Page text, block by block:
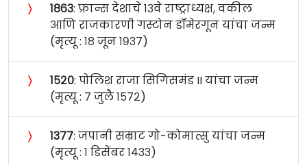
〉 १८६३: फ्रान्स देशाचे १३वे राष्ट्राध्यक्ष, वकील
आणि राजकारणी गस्टोन डॉमेरगून यांचा जन्म
(मृत्यू : १८ जून १९३७)
〉 १५२०: पोलिश राजा सिगिसमंड II यांचा जन्म
(मृत्यू : ७ जुलै १५७२)
〉 १३७७: जपानी सम्राट गो-कोमात्सु यांचा जन्म
(मृत्यू : १ डिसेंबर १४३३)